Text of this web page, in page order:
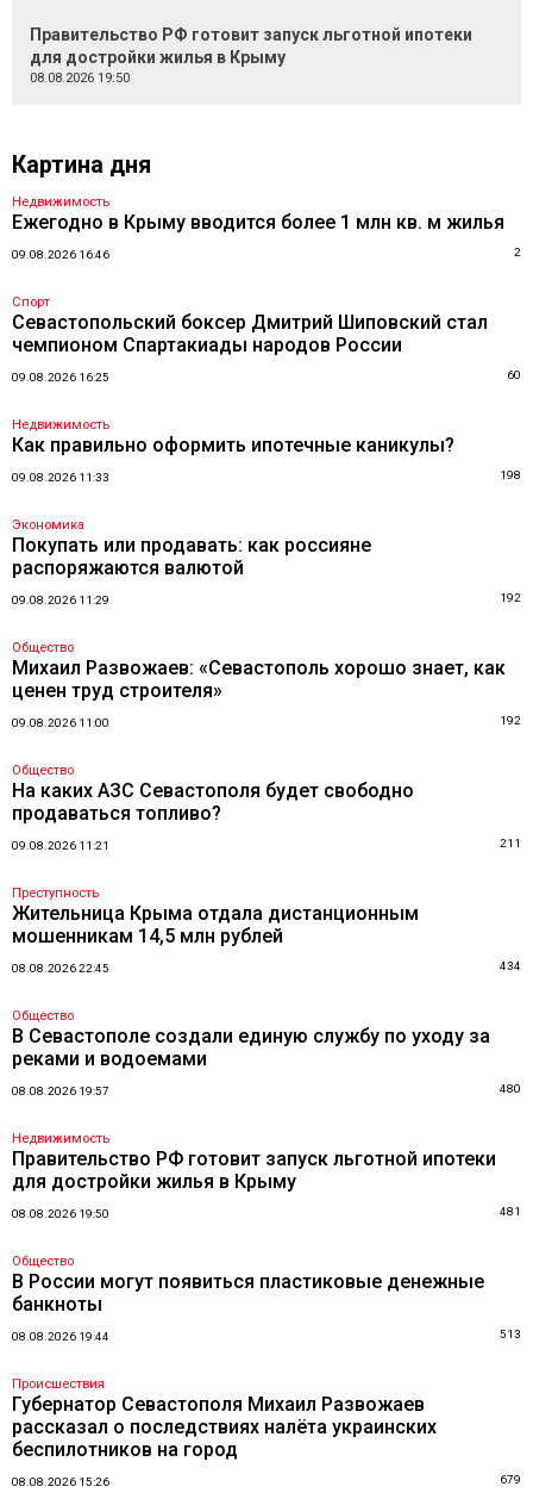
Правительство РФ готовит запуск льготной ипотеки
для достройки жилья в Крыму
08.08.2026 19:50
Картина дня
Недвижимость
Ежегодно в Крыму вводится более 1 млн кв. м жилья
09.08.2026 16:46 2
Спорт
Севастопольский боксер Дмитрий Шиповский стал
чемпионом Спартакиады народов России
09.08.2026 16:25 60
Недвижимость
Как правильно оформить ипотечные каникулы?
09.08.2026 11:33 198
Экономика
Покупать или продавать: как россияне
распоряжаются валютой
09.08.2026 11:29 192
Общество
Михаил Развожаев: «Севастополь хорошо знает, как
ценен труд строителя»
09.08.2026 11:00 192
Общество
На каких АЗС Севастополя будет свободно
продаваться топливо?
09.08.2026 11:21 211
Преступность
Жительница Крыма отдала дистанционным
мошенникам 14,5 млн рублей
08.08.2026 22:45 434
Общество
В Севастополе создали единую службу по уходу за
реками и водоемами
08.08.2026 19:57 480
Недвижимость
Правительство РФ готовит запуск льготной ипотеки
для достройки жилья в Крыму
08.08.2026 19:50 481
Общество
В России могут появиться пластиковые денежные
банкноты
08.08.2026 19:44 513
Происшествия
Губернатор Севастополя Михаил Развожаев
рассказал о последствиях налёта украинских
беспилотников на город
08.08.2026 15:26 679